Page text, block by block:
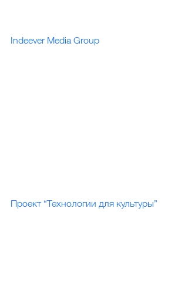
Indeever Media Group
Проект “Технологии для культуры”